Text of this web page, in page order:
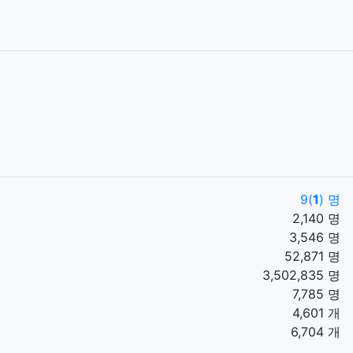
9(1) 명
2,140 명
3,546 명
52,871 명
3,502,835 명
7,785 명
4,601 개
6,704 개